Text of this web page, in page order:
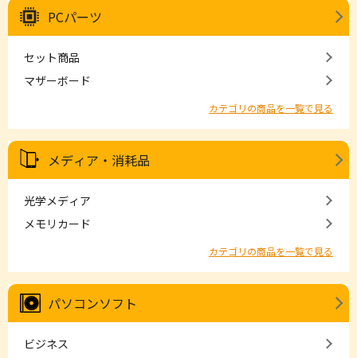
PCパーツ
セット商品
マザーボード
カテゴリの商品を一覧で見る
メディア・消耗品
光学メディア
メモリカード
カテゴリの商品を一覧で見る
パソコンソフト
ビジネス